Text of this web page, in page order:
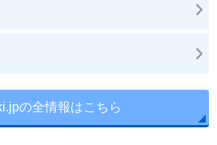
の全情報はこちら